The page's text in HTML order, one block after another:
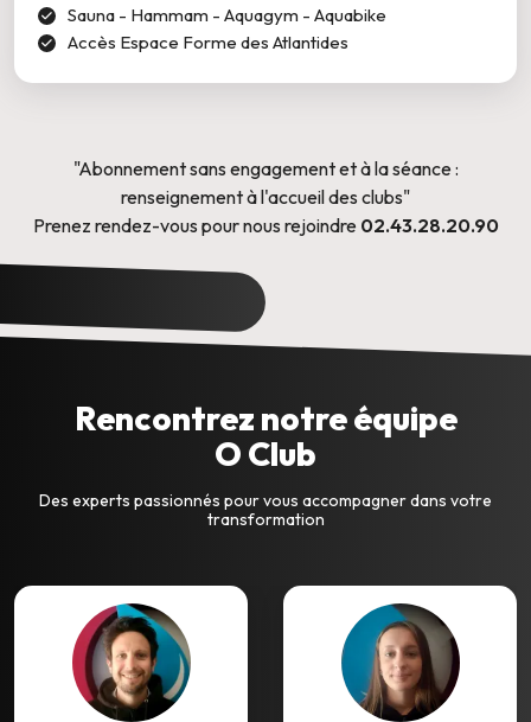
Sauna - Hammam - Aquagym - Aquabike
Accès Espace Forme des Atlantides
"Abonnement sans engagement et à la séance :
renseignement à l'accueil des clubs"
Prenez rendez-vous pour nous rejoindre 02.43.28.20.90
Rencontrez notre équipe
O Club
Des experts passionnés pour vous accompagner dans votre
transformation